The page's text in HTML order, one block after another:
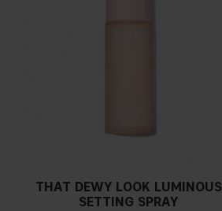
THAT DEWY LOOK LUMINOUS
SETTING SPRAY